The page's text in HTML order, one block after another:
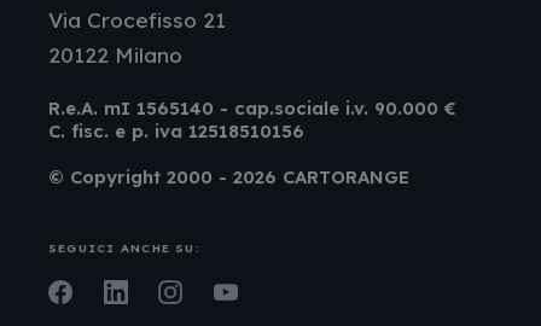
Via Crocefisso 21
20122 Milano
R.e.A. mI 1565140 - cap.sociale i.v. 90.000 €
C. fisc. e p. iva 12518510156
© Copyright 2000 - 2026 CARTORANGE
SEGUICI ANCHE SU:
Facebook
LinkedInInstagram